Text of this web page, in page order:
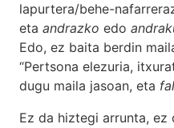
lapurtera/behe-
eta andrazko edo
Edo, ez baita berdin
“Pertsona elezuria,
dugu maila jasoan, eta
Ez da hiztegi arrunta,